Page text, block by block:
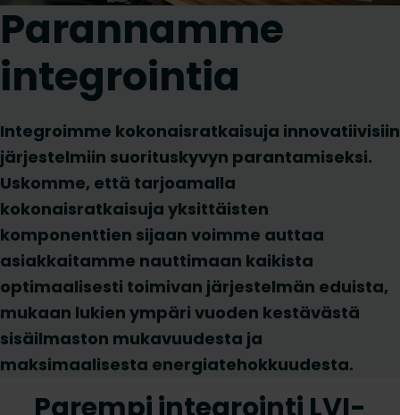
Parannamme
integrointia
Integroimme kokonaisratkaisuja innovatiivisiin
järjestelmiin suorituskyvyn parantamiseksi.
Uskomme, että tarjoamalla
kokonaisratkaisuja yksittäisten
komponenttien sijaan voimme auttaa
asiakkaitamme nauttimaan kaikista
optimaalisesti toimivan järjestelmän eduista,
mukaan lukien ympäri vuoden kestävästä
sisäilmaston mukavuudesta ja
maksimaalisesta energiatehokkuudesta.